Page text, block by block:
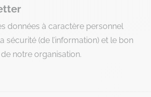
données à caractère personnel
sécurité (de l’information) et le bon
notre organisation.